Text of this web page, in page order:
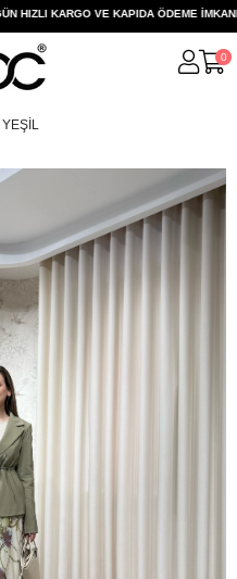
HIZLI KARGO VE KAPIDA ÖDEME İMKANI
0
YEŞİL